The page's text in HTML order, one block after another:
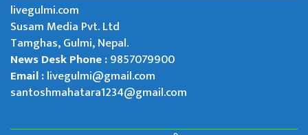
livegulmi.com
Susam Media Pvt. Ltd
Tamghas, Gulmi, Nepal.
News Desk Phone :9857079900
Email :livegulmi@gmail.com
santoshmahatara1234@gmail.com